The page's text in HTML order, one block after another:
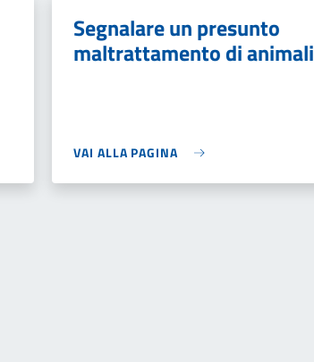
Segnalare un presunto
maltrattamento di animali
VAI ALLA PAGINA